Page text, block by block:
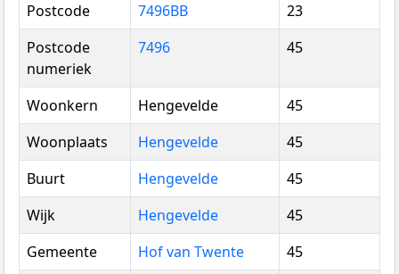
Postcode
7496BB
23
Postcode
numeriek
7496 45
Woonkern Hengevelde
45
Woonplaats
Hengevelde
45
Buurt
Hengevelde
45
Wijk
Hengevelde
45
Gemeente
Hof van Twente
45